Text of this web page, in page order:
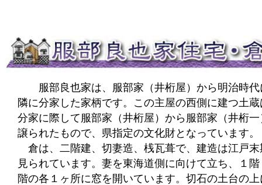
服部良也家は、服部家（井桁屋）から明治時代
隣に分家した家柄です。この主屋の西側に建つ土
分家に際して服部家（井桁屋）から服部家（井桁一
譲られたもので、県指定の文化財となっています。
倉は、二階建、切妻造、桟瓦葺で、建造は江戸末
見られています。妻を東海道側に向けて立ち、１
階の各１ヶ所に窓を開いています。切石の土台の